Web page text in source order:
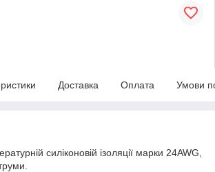
Доставка Оплата Умови
силіконовій ізоляції марки 24AWG,